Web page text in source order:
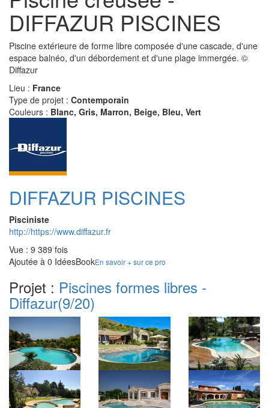
DIFFAZUR PISCINES
Piscine extérieure de forme libre composée d'une cascade, d'une
espace balnéo, d'un débordement et d'une plage immergée. ©
Diffazur
Lieu : France
Type de projet : Contemporain
Couleurs : Blanc, Gris, Marron, Beige, Bleu, Vert
DIFFAZUR PISCINES
Pisciniste
http://https://www.diffazur.fr
Vue : 9 389 fois
Ajoutée à 0 IdéesBookEn savoir + sur ce pro
Projet : Piscines formes libres -
Diffazur(9/20)